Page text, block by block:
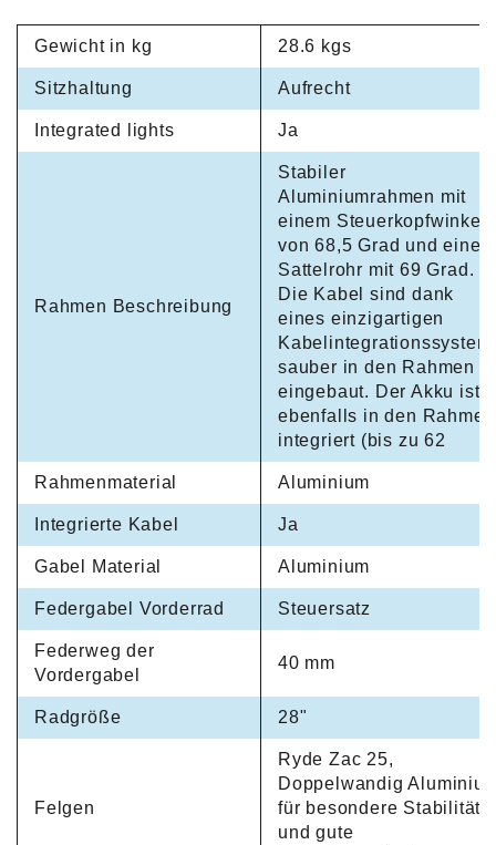
Gewicht in kg 28.6 kgs
Sitzhaltung Aufrecht
Integrated lights Ja
Rahmen Beschreibung
Stabiler
Aluminiumrahmen mit
einem Steuerkopfwinkel
von 68,5 Grad und einem
Sattelrohr mit 69 Grad.
Die Kabel sind dank
eines einzigartigen
sauber in den Rahmen
eingebaut. Der Akku ist
ebenfalls in den Rahmen
integriert (bis zu 62
Rahmenmaterial Aluminium
Integrierte Kabel Ja
Gabel Material Aluminium
Federgabel Vorderrad Steuersatz
Federweg der
Vordergabel
40 mm
Radgröße 28"
Felgen
Ryde Zac 25,
Doppelwandig
für besondere Stabilität
und gute